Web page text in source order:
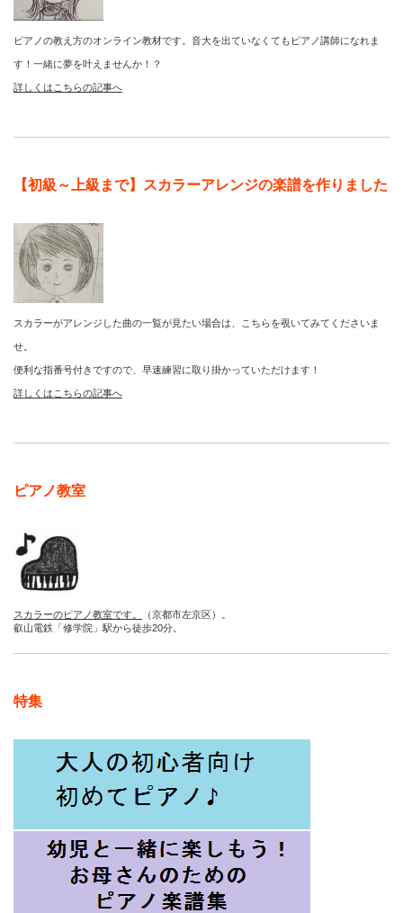
ピアノの教え方のオンライン教材です。音大を出ていなくてもピアノ講師になれま
す！一緒に夢を叶えませんか！？
詳しくはこちらの記事へ
【初級～上級まで】スカラーアレンジの楽譜を作りました
スカラーがアレンジした曲の一覧が見たい場合は、こちらを覗いてみてくださいま
せ。
便利な指番号付きですので、早速練習に取り掛かっていただけます！
詳しくはこちらの記事へ
ピアノ教室
スカラーのピアノ教室です。
（京都市左京区）。
叡山電鉄「修学院」駅から徒歩20分。
特集